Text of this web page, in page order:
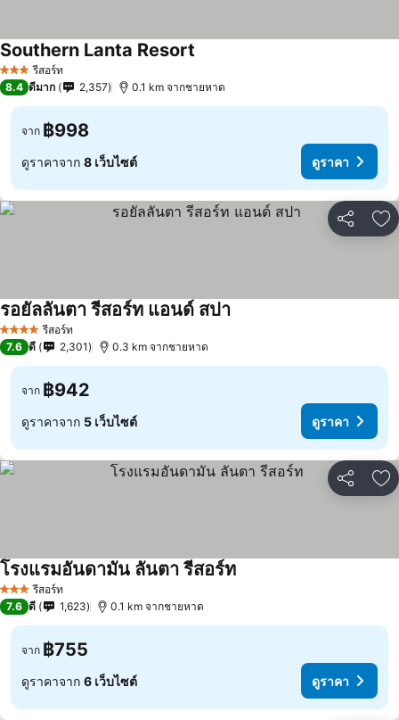
3 ดาว รีสอร์ท
Southern Lanta Resort
8.4 ดีมาก 2,357 0.1 km จากชายหาด
จาก ฿998
ดูราคาจาก 8 เว็บไซต์ ดูราคา
แชร์ เ
4 ดาว รีสอร์ท
รอยัลลันตา รีสอร์ท แอนด์ สปา
7.6 ดี 2,301 0.3 km จากชายหาด
จาก ฿942
ดูราคาจาก 5 เว็บไซต์ ดูราคา
แชร์ เ
3 ดาว รีสอร์ท
โรงแรมอันดามัน ลันตา รีสอร์ท
7.6 ดี 1,623 0.1 km จากชายหาด
จาก ฿755
ดูราคาจาก 6 เว็บไซต์ ดูราคา